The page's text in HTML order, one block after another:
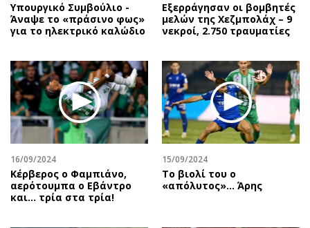
Υπουργικό Συμβούλιο -
Άναψε το «πράσινο φως»
για το ηλεκτρικό καλώδιο
Εξερράγησαν οι βομβητές
μελών της Χεζμπολάχ – 9
νεκροί, 2.750 τραυματίες
16/09/2024
Κέρβερος ο Φαμπιάνο,
αερότουμπα ο Εβάντρο
και… τρία στα τρία!
15/09/2024
Το βιολί του ο
«απόλυτος»… Άρης